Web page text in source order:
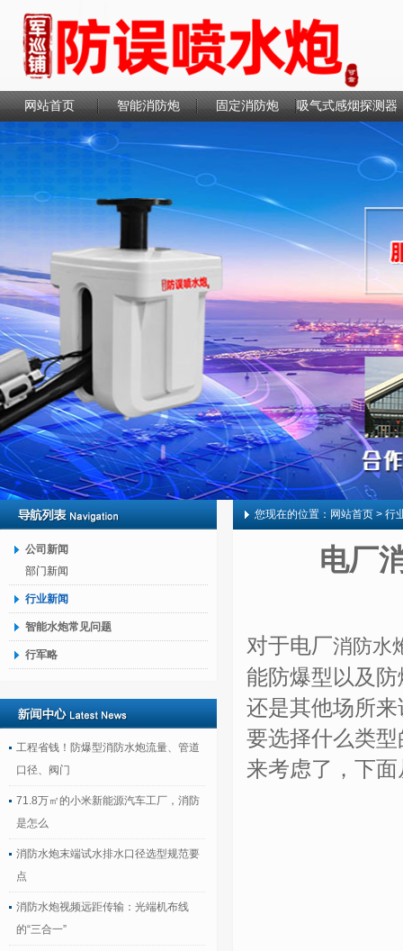
网站首页 智能消防炮 固定消防炮 吸气式感烟探测器
联系我们
公司新闻
部门新闻
行业新闻
智能水炮常见问题
行军略
工程省钱！防爆型消防水炮流量、管道
口径、阀门
71.8万㎡的小米新能源汽车工厂，消防
是怎么
消防水炮末端试水排水口径选型规范要
点
消防水炮视频远距传输：光端机布线
的“三合一”
您现在的位置： 网站首页 > 行
电厂
对于电厂消防水
能防爆型以及
还是其他场所
要选择什么类
来考虑了，下